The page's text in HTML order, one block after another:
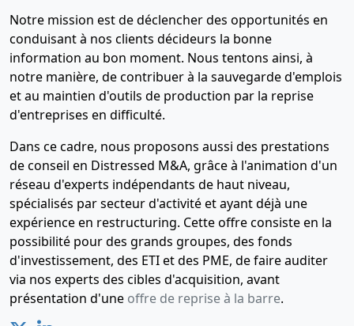
Notre mission est de déclencher des opportunités en
conduisant à nos clients décideurs la bonne
information au bon moment. Nous tentons ainsi, à
notre manière, de contribuer à la sauvegarde d'emplois
et au maintien d'outils de production par la reprise
d'entreprises en difficulté.
Dans ce cadre, nous proposons aussi des prestations
de conseil en Distressed M&A, grâce à l'animation d'un
réseau d'experts indépendants de haut niveau,
spécialisés par secteur d'activité et ayant déjà une
expérience en restructuring. Cette offre consiste en la
possibilité pour des grands groupes, des fonds
d'investissement, des ETI et des PME, de faire auditer
via nos experts des cibles d'acquisition, avant
présentation d'une offre de reprise à la barre.